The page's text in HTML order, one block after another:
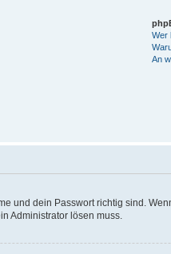
Wer
An
und dein Passwort richtig sind.
Administrator lösen muss.